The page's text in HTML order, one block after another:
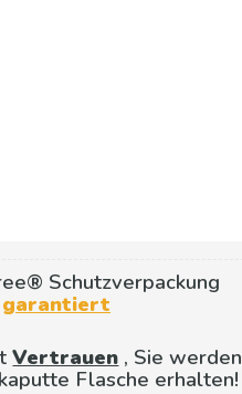
Schutzverpackung
garantiert
Vertrauen , Sie werden
Flasche erhalten!